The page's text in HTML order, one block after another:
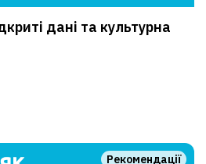
дані та культурна
Рекомендації